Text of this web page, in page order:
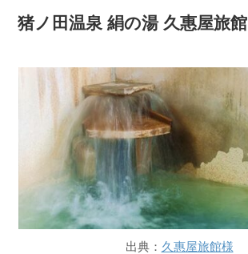
猪ノ田温泉 絹の湯 久惠屋旅館
出典： 久惠屋旅館様